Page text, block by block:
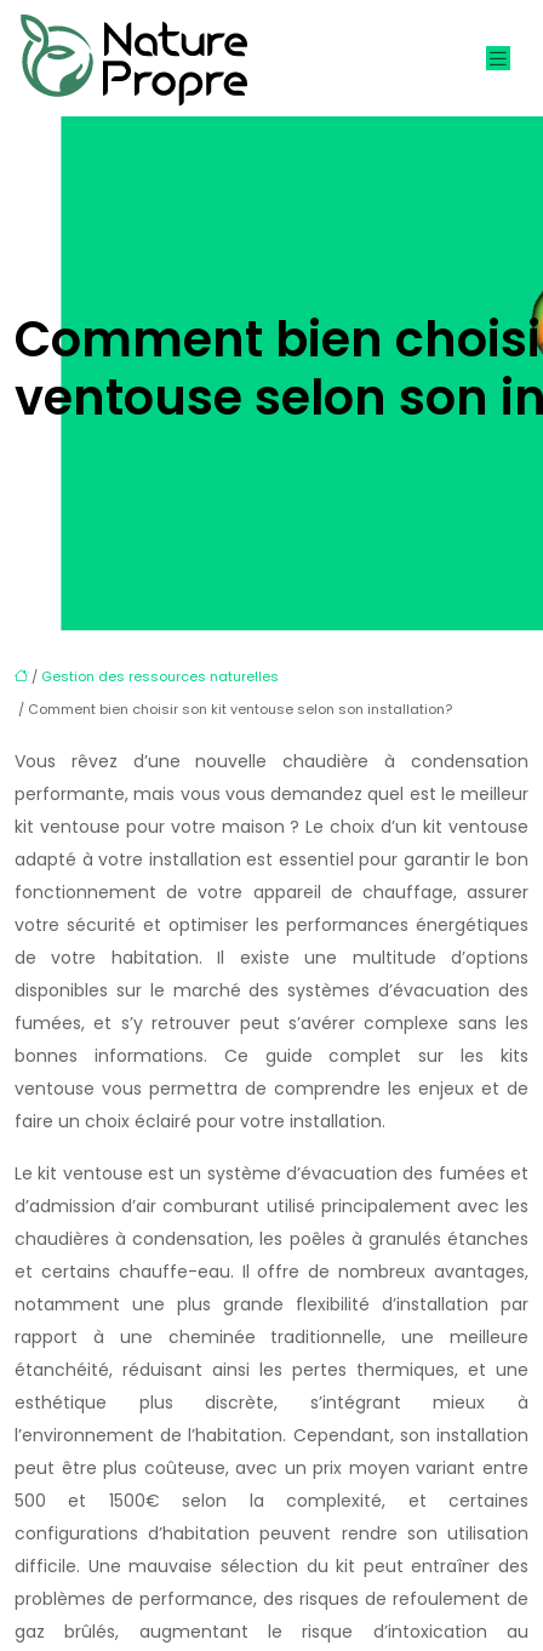
Comment bien
ventouse selon son
/ Gestion des ressources naturelles
/ Comment bien choisir son kit ventouse selon son installation?
Vous rêvez d’une nouvelle chaudière à condensation
performante, mais vous vous demandez quel est le meilleur
kit ventouse pour votre maison ? Le choix d’un kit ventouse
adapté à votre installation est essentiel pour garantir le bon
fonctionnement de votre appareil de chauffage, assurer
votre sécurité et optimiser les performances énergétiques
de votre habitation. Il existe une multitude d’options
disponibles sur le marché des systèmes d’évacuation des
fumées, et s’y retrouver peut s’avérer complexe sans les
bonnes informations. Ce guide complet sur les kits
ventouse vous permettra de comprendre les enjeux et de
faire un choix éclairé pour votre installation.
Le kit ventouse est un système d’évacuation des fumées et
d’admission d’air comburant utilisé principalement avec les
chaudières à condensation, les poêles à granulés étanches
et certains chauffe-eau. Il offre de nombreux avantages,
notamment une plus grande flexibilité d’installation par
rapport à une cheminée traditionnelle, une meilleure
étanchéité, réduisant ainsi les pertes thermiques, et une
esthétique plus discrète, s’intégrant mieux à
l’environnement de l’habitation. Cependant, son installation
peut être plus coûteuse, avec un prix moyen variant entre
500 et 1500€ selon la complexité, et certaines
configurations d’habitation peuvent rendre son utilisation
difficile. Une mauvaise sélection du kit peut entraîner des
problèmes de performance, des risques de refoulement de
gaz brûlés, augmentant le risque d’intoxication au